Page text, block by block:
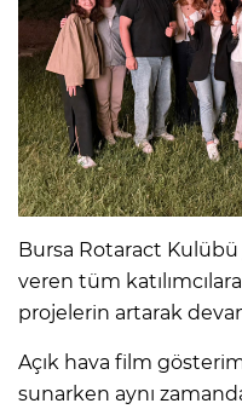
Bursa Rotaract
veren tüm
projelerin artarak
Açık hava film
sunarken aynı